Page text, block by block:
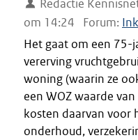
Redactie
om 14:24
Forum:
Het gaat om een 75-
vererving
woning (waarin ze
een WOZ waarde
kosten daarvan voor
onderhoud,